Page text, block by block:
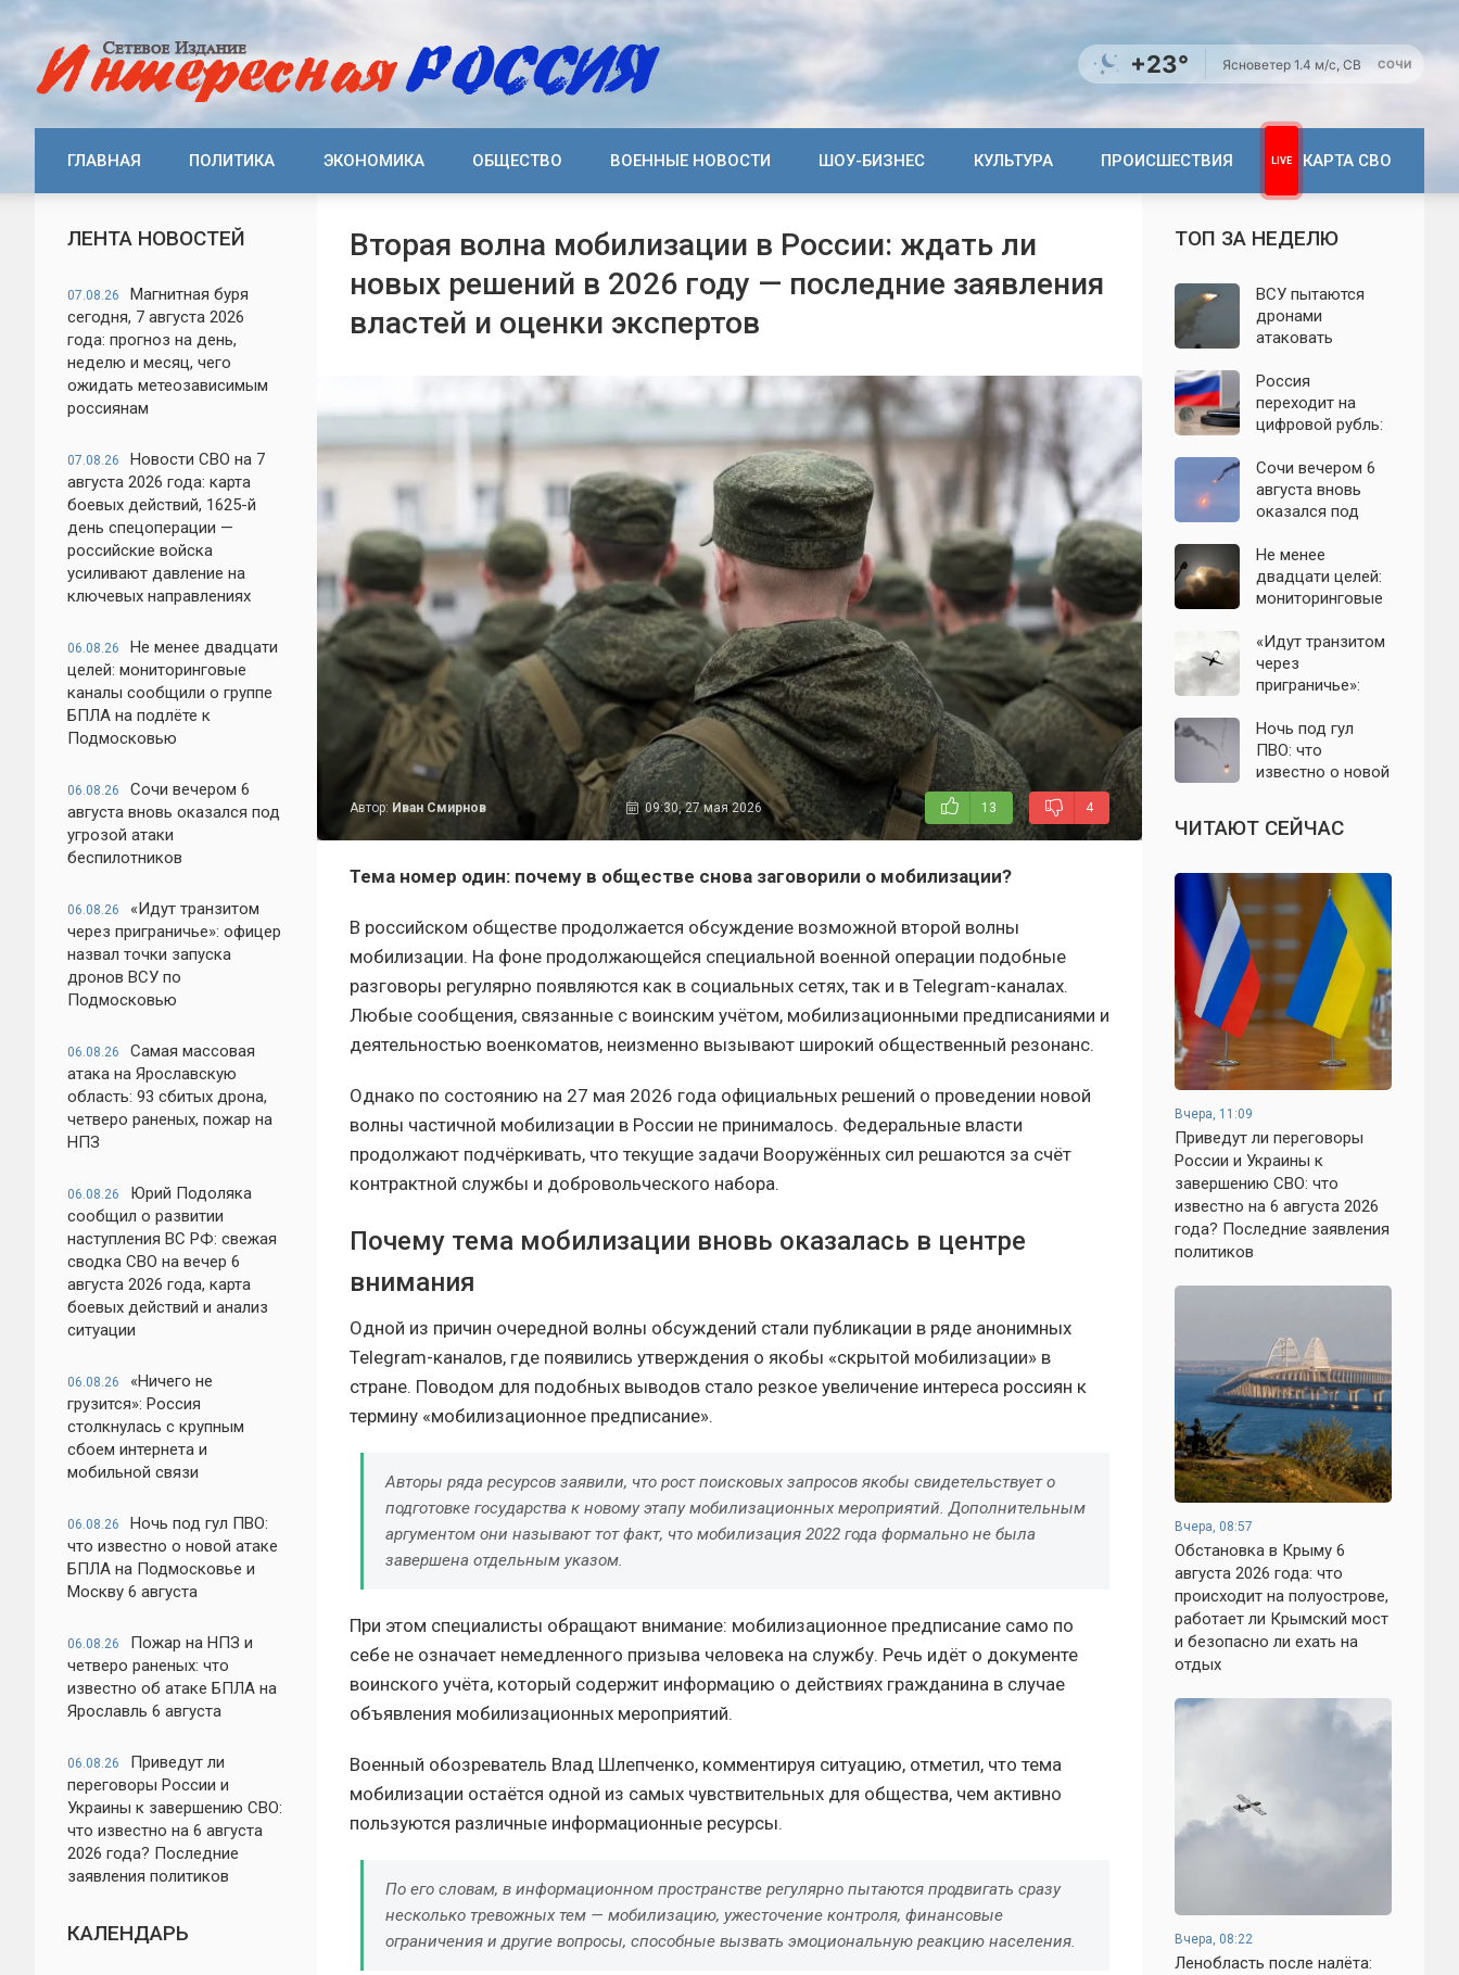
+23° Ясноветер 1.4 м/с, СВ СОЧИ
ГЛАВНАЯ ПОЛИТИКА ЭКОНОМИКА ОБЩЕСТВО ВОЕННЫЕ НОВОСТИ ШОУ-БИЗНЕС КУЛЬТУРА ПРОИСШЕСТВИЯ КАРТА СВО
ЛЕНТА НОВОСТЕЙ
07.08.26
Магнитная буря
сегодня, 7 августа 2026
года: прогноз на день,
неделю и месяц, чего
ожидать метеозависимым
россиянам
07.08.26
Новости СВО на 7
августа 2026 года: карта
боевых действий, 1625-й
день спецоперации —
российские войска
усиливают давление на
ключевых направлениях
06.08.26
Не менее двадцати
целей: мониторинговые
каналы сообщили о группе
БПЛА на подлёте к
Подмосковью
06.08.26
Сочи вечером 6
августа вновь оказался под
угрозой атаки
беспилотников
06.08.26
«Идут транзитом
через приграничье»: офицер
назвал точки запуска
дронов ВСУ по
Подмосковью
06.08.26
Самая массовая
атака на Ярославскую
область: 93 сбитых дрона,
четверо раненых, пожар на
НПЗ
06.08.26
Юрий Подоляка
сообщил о развитии
наступления ВС РФ: свежая
сводка СВО на вечер 6
августа 2026 года, карта
боевых действий и анализ
ситуации
06.08.26
«Ничего не
грузится»: Россия
столкнулась с крупным
сбоем интернета и
мобильной связи
06.08.26
Ночь под гул ПВО:
что известно о новой атаке
БПЛА на Подмосковье и
Москву 6 августа
06.08.26
Пожар на НПЗ и
четверо раненых: что
известно об атаке БПЛА на
Ярославль 6 августа
06.08.26
Приведут ли
переговоры России и
Украины к завершению СВО:
что известно на 6 августа
2026 года? Последние
заявления политиков
КАЛЕНДАРЬ
Вторая волна мобилизации в России: ждать ли
новых решений в 2026 году — последние заявления
властей и оценки экспертов
Автор: Иван Смирнов 09:30, 27 мая 2026 13 4
Тема номер один: почему в обществе снова заговорили о мобилизации?
В российском обществе продолжается обсуждение возможной второй волны
мобилизации. На фоне продолжающейся специальной военной операции подобные
разговоры регулярно появляются как в социальных сетях, так и в Telegram-каналах.
Любые сообщения, связанные с воинским учётом, мобилизационными предписаниями и
деятельностью военкоматов, неизменно вызывают широкий общественный резонанс.
Однако по состоянию на 27 мая 2026 года официальных решений о проведении новой
волны частичной мобилизации в России не принималось. Федеральные власти
продолжают подчёркивать, что текущие задачи Вооружённых сил решаются за счёт
контрактной службы и добровольческого набора.
Почему тема мобилизации вновь оказалась в центре
внимания
Одной из причин очередной волны обсуждений стали публикации в ряде анонимных
Telegram-каналов, где появились утверждения о якобы «скрытой мобилизации» в
стране. Поводом для подобных выводов стало резкое увеличение интереса россиян к
термину «мобилизационное предписание».
Авторы ряда ресурсов заявили, что рост поисковых запросов якобы свидетельствует о
подготовке государства к новому этапу мобилизационных мероприятий. Дополнительным
аргументом они называют тот факт, что мобилизация 2022 года формально не была
завершена отдельным указом.
При этом специалисты обращают внимание: мобилизационное предписание само по
себе не означает немедленного призыва человека на службу. Речь идёт о документе
воинского учёта, который содержит информацию о действиях гражданина в случае
объявления мобилизационных мероприятий.
Военный обозреватель Влад Шлепченко, комментируя ситуацию, отметил, что тема
мобилизации остаётся одной из самых чувствительных для общества, чем активно
пользуются различные информационные ресурсы.
По его словам, в информационном пространстве регулярно пытаются продвигать сразу
несколько тревожных тем — мобилизацию, ужесточение контроля, финансовые
ограничения и другие вопросы, способные вызвать эмоциональную реакцию населения.
ТОП ЗА НЕДЕЛЮ
ВСУ пытаются
дронами
атаковать
Крыма: свежие
подробности
налёта на
06.08.2026
Россия
переходит на
цифровой рубль:
систему сравнили
с моделью СССР
Сочи вечером 6
августа вновь
оказался под
беспилотников
Не менее
двадцати целей:
мониторинговые
сообщили о
группе БПЛА на
подлёте к
«Идут транзитом
через
приграничье»:
точки запуска
дронов ВСУ по
Подмосковью
Ночь под гул
ПВО: что
известно о новой
Подмосковье и
Москву 6 августа
ЧИТАЮТ СЕЙЧАС
Вчера, 11:09
Приведут ли переговоры
России и Украины к
завершению СВО: что
известно на 6 августа 2026
года? Последние заявления
политиков
Вчера, 08:57
Обстановка в Крыму 6
августа 2026 года: что
происходит на полуострове,
работает ли Крымский мост
и безопасно ли ехать на
отдых
Вчера, 08:22
Ленобласть после налёта: